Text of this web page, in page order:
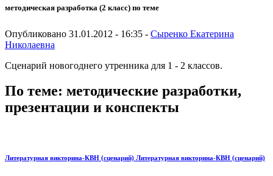
методическая разработка (2 класс) по теме
Опубликовано 31.01.2012 - 16:35 - Сыренко Екатерина
Николаевна
Сценарий новогоднего утренника для 1 - 2 классов.
По теме: методические разработки,
презентации и конспекты
Литературная викторина-КВН (сценарий) Литературная викторина-КВН (сценарий)